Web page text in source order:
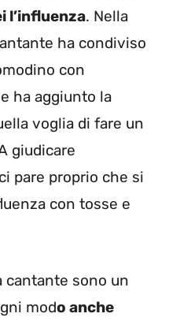
l’influenza. Nella
ha condiviso
con
ha aggiunto la
voglia di fare un
giudicare
pare proprio che si
con tosse e
cantante sono un
modo anche